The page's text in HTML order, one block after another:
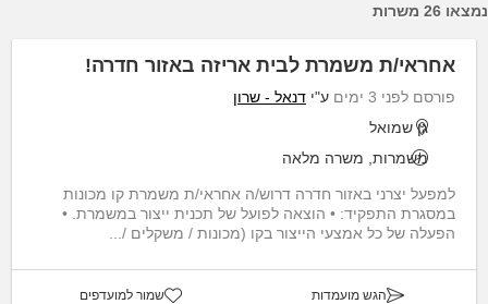
נמצאו 26 משרות
אחראי/ת משמרת לבית אריזה באזור חדרה!
פורסם לפני 3 ימים ע"י דנאל - שרון
גן שמואל
משמרות, משרה מלאה
למפעל יצרני באזור חדרה דרוש/ה אחראי/ת משמרת קו מכונות
במסגרת התפקיד: • הוצאה לפועל של תכנית ייצור במשמרת. •
הפעלה של כל אמצעי הייצור בקו (מכונות / משקלים /...
הגש מועמדות שמור למועדפים